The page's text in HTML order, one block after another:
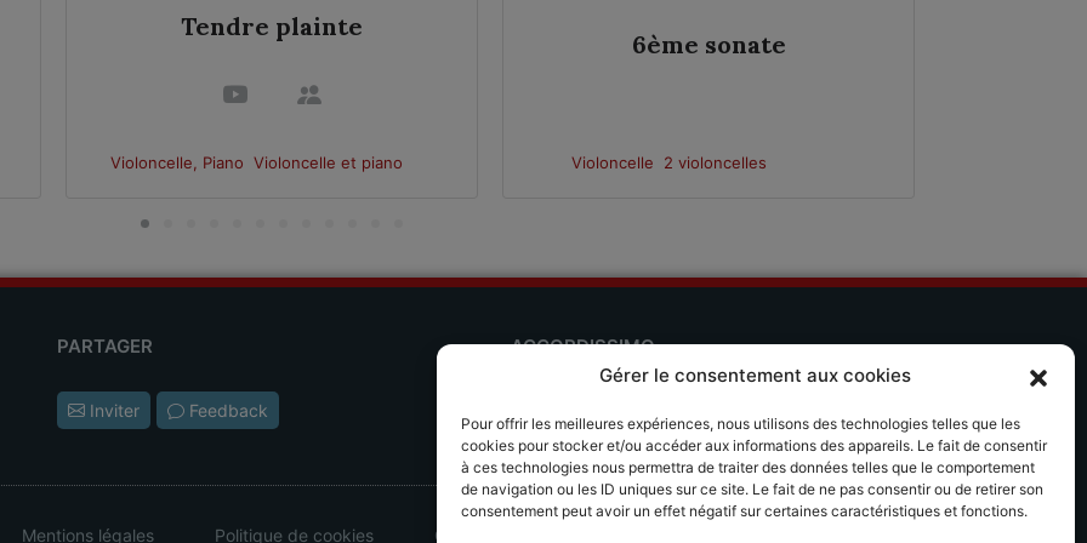
Gérer le consentement aux cookies
Pour offrir les meilleures expériences, nous utilisons des technologies telles que les
cookies pour stocker et/ou accéder aux informations des appareils. Le fait de consentir
à ces technologies nous permettra de traiter des données telles que le comportement
de navigation ou les ID uniques sur ce site. Le fait de ne pas consentir ou de retirer son
consentement peut avoir un effet négatif sur certaines caractéristiques et fonctions.
Tendre plainte
Violoncelle, Piano Violoncelle et piano
6ème sonate
Violoncelle 2 violoncelles
PARTAGER
Inviter Feedback
ACCORDISSIMO
L'application Scales
Mentions légales Politique de cookies CGV - CGU